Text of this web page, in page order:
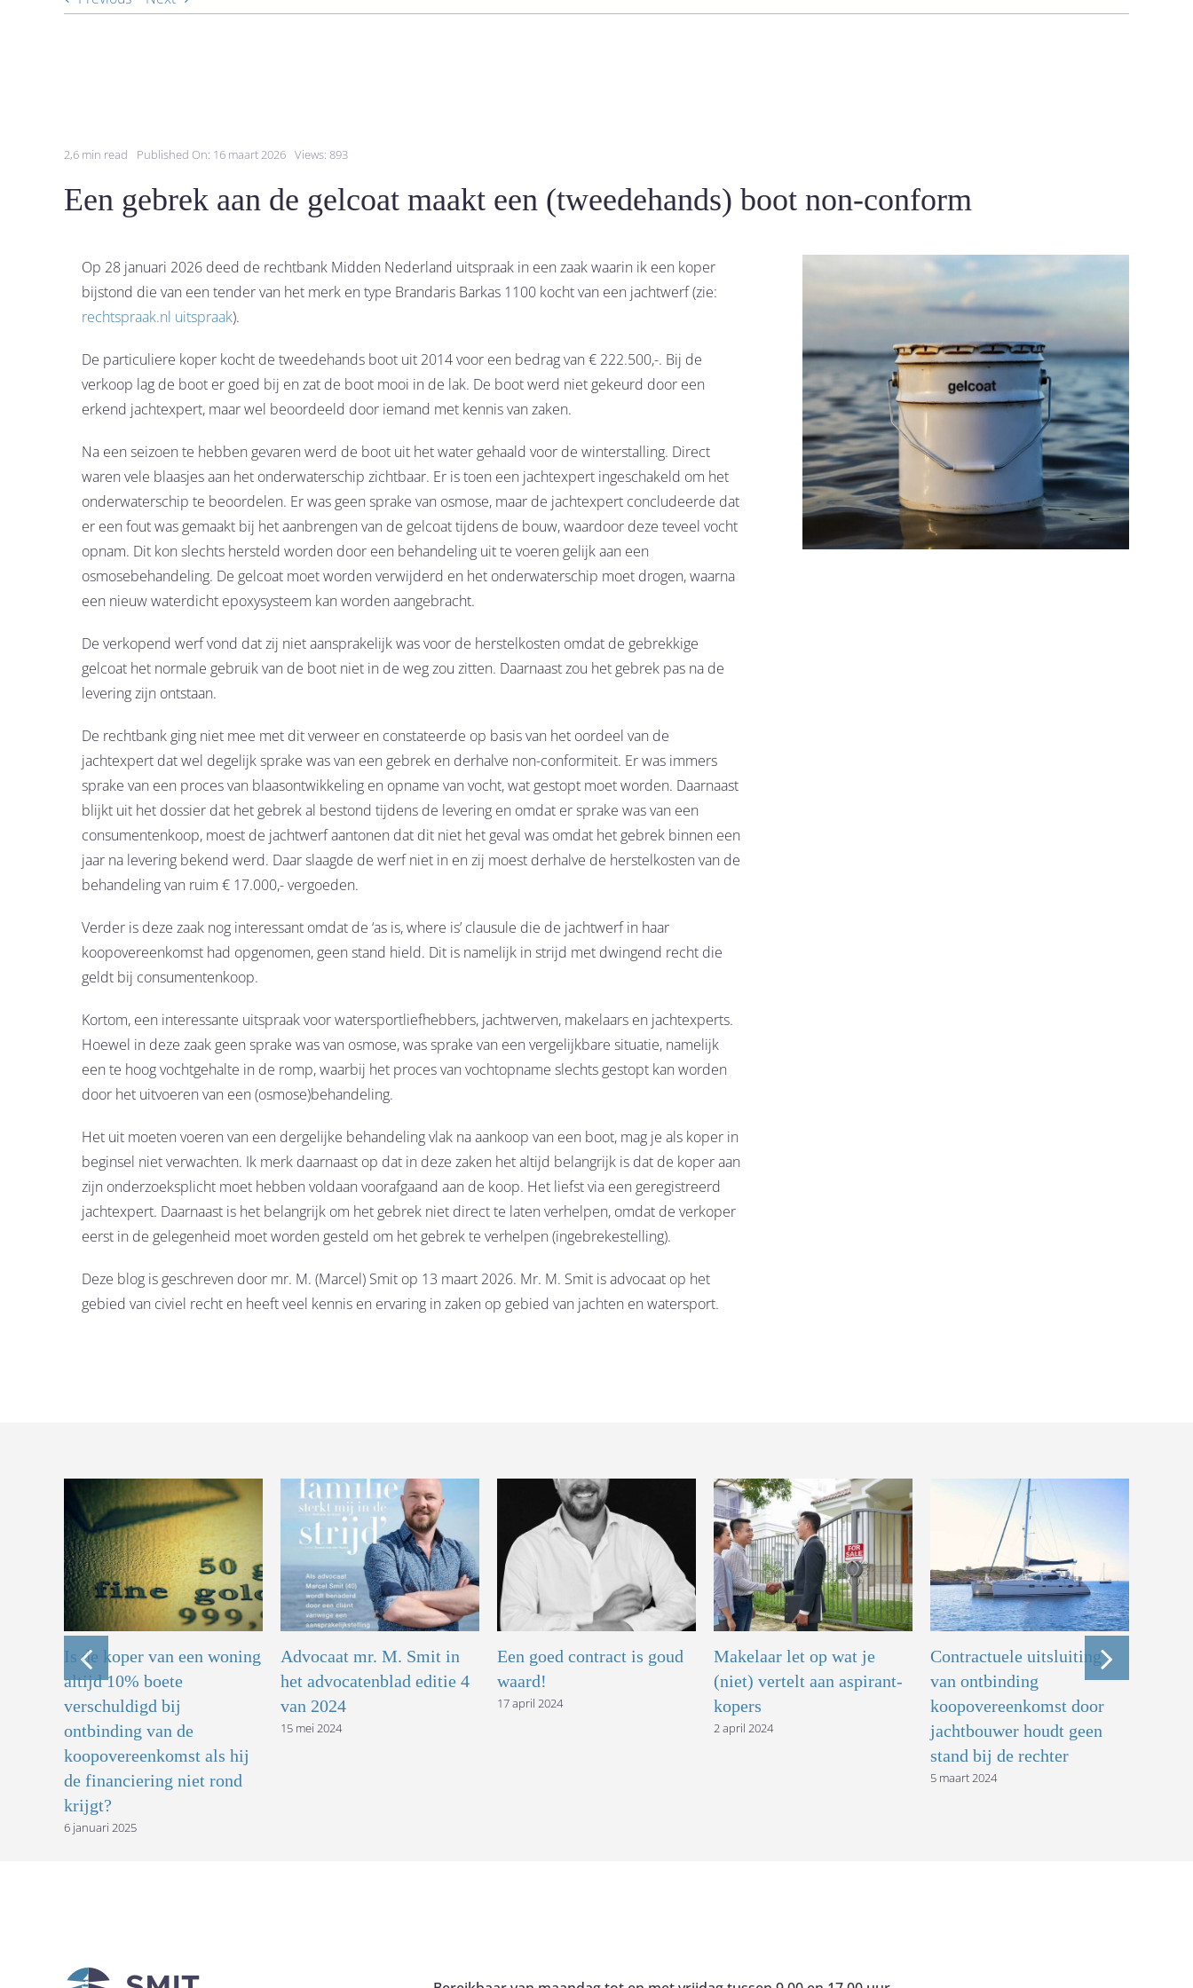
2,6 min read Published On: 16 maart 2026 Views: 893
Een gebrek aan de gelcoat maakt een (tweedehands) boot non-conform
Op 28 januari 2026 deed de rechtbank Midden Nederland uitspraak in een zaak waarin ik een koper
bijstond die van een tender van het merk en type Brandaris Barkas 1100 kocht van een jachtwerf (zie:
rechtspraak.nl uitspraak).
De particuliere koper kocht de tweedehands boot uit 2014 voor een bedrag van € 222.500,-. Bij de
verkoop lag de boot er goed bij en zat de boot mooi in de lak. De boot werd niet gekeurd door een
erkend jachtexpert, maar wel beoordeeld door iemand met kennis van zaken.
Na een seizoen te hebben gevaren werd de boot uit het water gehaald voor de winterstalling. Direct
waren vele blaasjes aan het onderwaterschip zichtbaar. Er is toen een jachtexpert ingeschakeld om het
onderwaterschip te beoordelen. Er was geen sprake van osmose, maar de jachtexpert concludeerde dat
er een fout was gemaakt bij het aanbrengen van de gelcoat tijdens de bouw, waardoor deze teveel vocht
opnam. Dit kon slechts hersteld worden door een behandeling uit te voeren gelijk aan een
osmosebehandeling. De gelcoat moet worden verwijderd en het onderwaterschip moet drogen, waarna
een nieuw waterdicht epoxysysteem kan worden aangebracht.
De verkopend werf vond dat zij niet aansprakelijk was voor de herstelkosten omdat de gebrekkige
gelcoat het normale gebruik van de boot niet in de weg zou zitten. Daarnaast zou het gebrek pas na de
levering zijn ontstaan.
De rechtbank ging niet mee met dit verweer en constateerde op basis van het oordeel van de
jachtexpert dat wel degelijk sprake was van een gebrek en derhalve non-conformiteit. Er was immers
sprake van een proces van blaasontwikkeling en opname van vocht, wat gestopt moet worden. Daarnaast
blijkt uit het dossier dat het gebrek al bestond tijdens de levering en omdat er sprake was van een
consumentenkoop, moest de jachtwerf aantonen dat dit niet het geval was omdat het gebrek binnen een
jaar na levering bekend werd. Daar slaagde de werf niet in en zij moest derhalve de herstelkosten van de
behandeling van ruim € 17.000,- vergoeden.
Verder is deze zaak nog interessant omdat de ‘as is, where is’ clausule die de jachtwerf in haar
koopovereenkomst had opgenomen, geen stand hield. Dit is namelijk in strijd met dwingend recht die
geldt bij consumentenkoop.
Kortom, een interessante uitspraak voor watersportliefhebbers, jachtwerven, makelaars en jachtexperts.
Hoewel in deze zaak geen sprake was van osmose, was sprake van een vergelijkbare situatie, namelijk
een te hoog vochtgehalte in de romp, waarbij het proces van vochtopname slechts gestopt kan worden
door het uitvoeren van een (osmose)behandeling.
Het uit moeten voeren van een dergelijke behandeling vlak na aankoop van een boot, mag je als koper in
beginsel niet verwachten. Ik merk daarnaast op dat in deze zaken het altijd belangrijk is dat de koper aan
zijn onderzoeksplicht moet hebben voldaan voorafgaand aan de koop. Het liefst via een geregistreerd
jachtexpert. Daarnaast is het belangrijk om het gebrek niet direct te laten verhelpen, omdat de verkoper
eerst in de gelegenheid moet worden gesteld om het gebrek te verhelpen (ingebrekestelling).
Deze blog is geschreven door mr. M. (Marcel) Smit op 13 maart 2026. Mr. M. Smit is advocaat op het
gebied van civiel recht en heeft veel kennis en ervaring in zaken op gebied van jachten en watersport.
Is de koper van een woning
altijd 10% boete
verschuldigd bij
ontbinding van de
koopovereenkomst als hij
de financiering niet rond
krijgt?
6 januari 2025
Advocaat mr. M. Smit in
het advocatenblad editie 4
van 2024
15 mei 2024
Een goed contract is goud
waard!
17 april 2024
Makelaar let op wat je
(niet) vertelt aan aspirant-
kopers
2 april 2024
Contractuele uitsluiting
van ontbinding
koopovereenkomst door
jachtbouwer houdt geen
stand bij de rechter
5 maart 2024